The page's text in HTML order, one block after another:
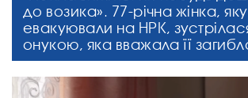
до возика». 77-річна жінка, яку
евакуювали на НРК,
онукою, яка вважала її